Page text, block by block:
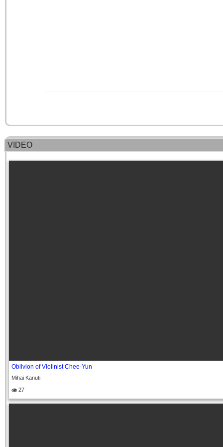
VIDEO
Oblivion of Violinist Chee-Yun
Mihai Kanuti
27